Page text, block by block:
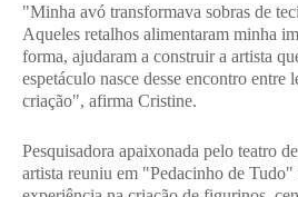
"Minha avó transformava sobras de
Aqueles retalhos alimentaram minha
forma, ajudaram a construir a artista
espetáculo nasce desse encontro entre
criação", afirma Cristine.
Pesquisadora apaixonada pelo teatro
artista reuniu em "Pedacinho de Tudo"